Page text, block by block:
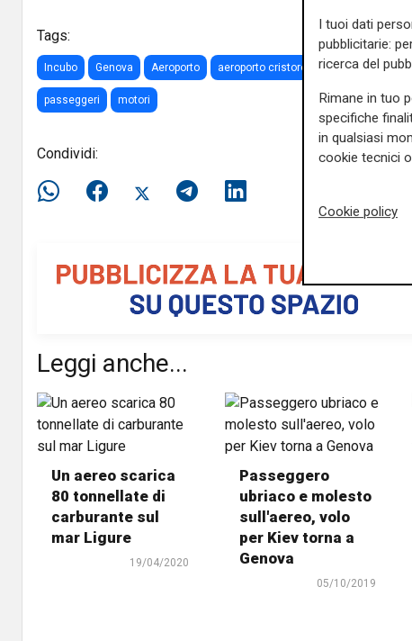
Tags:
Incubo Genova Aeroporto aeroporto cristorofo colombo
passeggeri motori
Condividi:
Leggi anche...
Un aereo scarica
80 tonnellate di
carburante sul
mar Ligure
19/04/2020
Passeggero
ubriaco e molesto
sull'aereo, volo
per Kiev torna a
Genova
05/10/2019
I tuoi dati
pubblicitarie:
ricerca del
Rimane in tuo
specifiche
in qualsiasi
cookie tecnici
Cookie policy